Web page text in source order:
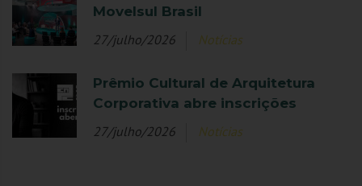
Movelsul Brasil
27/julho/2026
Notícias
Prêmio Cultural de Arquitetura
Corporativa abre inscrições
27/julho/2026
Notícias